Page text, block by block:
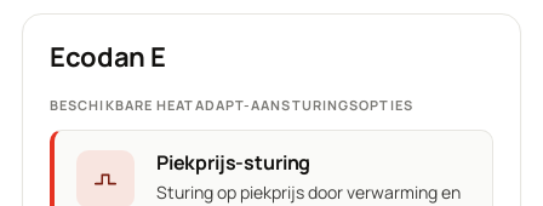
Ecodan E
BESCHIKBARE HEATADAPT-AANSTURINGSOPTIES
Piekprijs-sturing
Sturing op piekprijs door verwarming en